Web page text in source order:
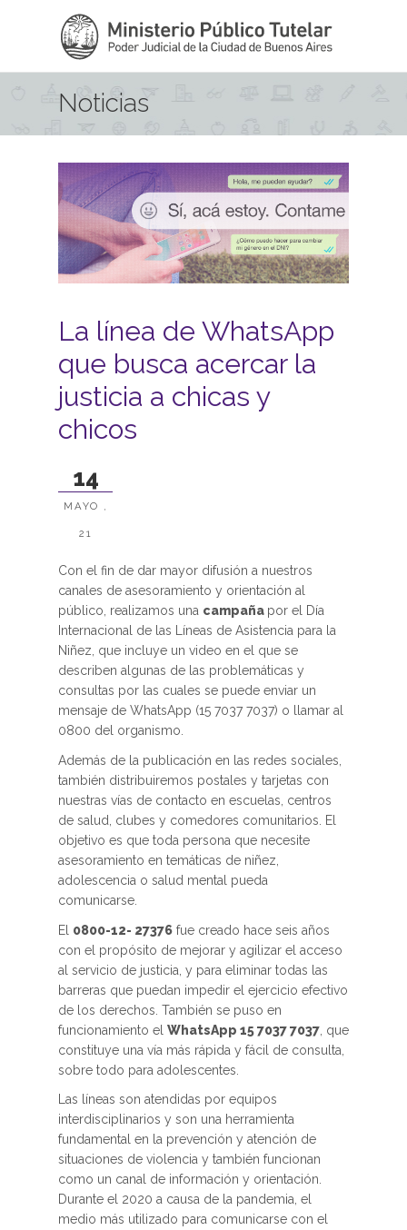
Noticias
La línea de WhatsApp
que busca acercar la
justicia a chicas y
chicos
14
MAYO ,
21
Con el fin de dar mayor difusión a nuestros
canales de asesoramiento y orientación al
público, realizamos una campaña por el Día
Internacional de las Líneas de Asistencia para la
Niñez, que incluye un video en el que se
describen algunas de las problemáticas y
consultas por las cuales se puede enviar un
mensaje de WhatsApp (15 7037 7037) o llamar al
0800 del organismo.
Además de la publicación en las redes sociales,
también distribuiremos postales y tarjetas con
nuestras vías de contacto en escuelas, centros
de salud, clubes y comedores comunitarios. El
objetivo es que toda persona que necesite
asesoramiento en temáticas de niñez,
adolescencia o salud mental pueda
comunicarse.
El 0800-12- 27376 fue creado hace seis años
con el propósito de mejorar y agilizar el acceso
al servicio de justicia, y para eliminar todas las
barreras que puedan impedir el ejercicio efectivo
de los derechos. También se puso en
funcionamiento el WhatsApp 15 7037 7037 , que
constituye una vía más rápida y fácil de consulta,
sobre todo para adolescentes.
Las líneas son atendidas por equipos
interdisciplinarios y son una herramienta
fundamental en la prevención y atención de
situaciones de violencia y también funcionan
como un canal de información y orientación.
Durante el 2020 a causa de la pandemia, el
medio más utilizado para comunicarse con el